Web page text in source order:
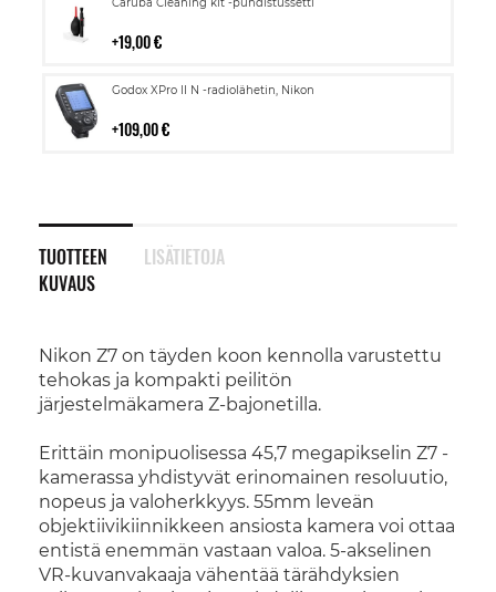
19,00 €
Godox XPro II N -radiolähetin, Nikon
109,00 €
Lisää
TUOTTEEN
KUVAUS
Nikon Z7 on täyden koon kennolla varustettu
tehokas ja kompakti peilitön
järjestelmäkamera Z-bajonetilla.
Erittäin monipuolisessa 45,7 megapikselin Z7 -
kamerassa yhdistyvät erinomainen resoluutio,
nopeus ja valoherkkyys. 55mm leveän
objektiivikiinnikkeen ansiosta kamera voi ottaa
entistä enemmän vastaan valoa. 5-akselinen
VR-kuvanvakaaja vähentää tärähdyksien
LISÄTIETOJA